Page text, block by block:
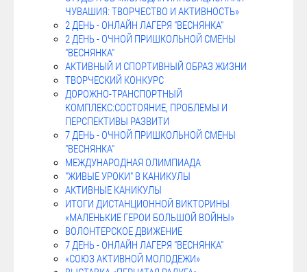
ЧУВАШИЯ: ТВОРЧЕСТВО И АКТИВНОСТЬ»
2 ДЕНЬ - ОНЛАЙН ЛАГЕРЯ "ВЕСНЯНКА"
2 ДЕНЬ - ОЧНОЙ ПРИШКОЛЬНОЙ СМЕНЫ
"ВЕСНЯНКА"
АКТИВНЫЙ И СПОРТИВНЫЙ ОБРАЗ ЖИЗНИ
ТВОРЧЕСКИЙ КОНКУРС
ДОРОЖНО-ТРАНСПОРТНЫЙ
КОМПЛЕКС:СОСТОЯНИЕ, ПРОБЛЕМЫ И
ПЕРСПЕКТИВЫ РАЗВИТИ
7 ДЕНЬ - ОЧНОЙ ПРИШКОЛЬНОЙ СМЕНЫ
"ВЕСНЯНКА"
МЕЖДУНАРОДНАЯ ОЛИМПИАДА
"ЖИВЫЕ УРОКИ" В КАНИКУЛЫ
АКТИВНЫЕ КАНИКУЛЫ
ИТОГИ ДИСТАНЦИОННОЙ ВИКТОРИНЫ
«МАЛЕНЬКИЕ ГЕРОИ БОЛЬШОЙ ВОЙНЫ»
ВОЛОНТЕРСКОЕ ДВИЖЕНИЕ
7 ДЕНЬ - ОНЛАЙН ЛАГЕРЯ "ВЕСНЯНКА"
«СОЮЗ АКТИВНОЙ МОЛОДЕЖИ»